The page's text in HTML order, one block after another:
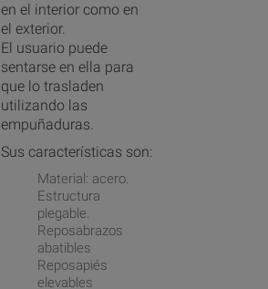
en el interior como en
el exterior.
El usuario puede
sentarse en ella para
que lo trasladen
utilizando las
empuñaduras.
Sus características son:
Material: acero.
Estructura
plegable.
Reposabrazos
abatibles
Reposapiés
elevables